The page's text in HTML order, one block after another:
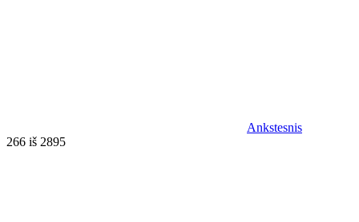
Ankstesnis
266 iš 2895